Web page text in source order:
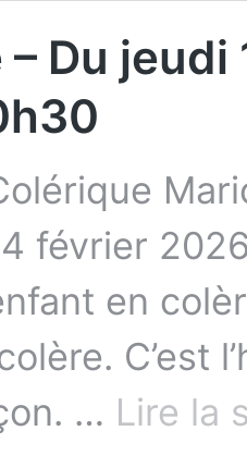
Du
février
en
C’est
… Lire la